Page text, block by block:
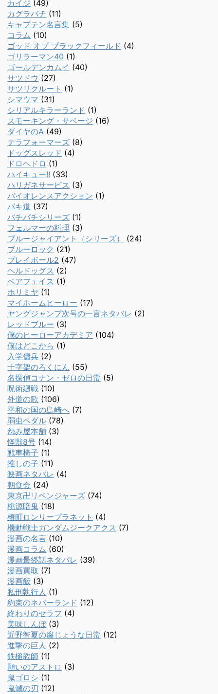
カイジ (49)
カグラバチ (11)
キャプテン名言集 (5)
コラム (10)
ゴッド オブ ブラックフィールド (4)
ゴリラーマン40 (1)
ゴールデンカムイ (40)
サツドウ (27)
サツリクルート (1)
シマウマ (31)
シリアルキラーランド (1)
スモーキング・サベージ (16)
ダイヤのA (49)
テラフォーマーズ (8)
ドッグスレッド (4)
ドロヘドロ (1)
ハイキュー!! (33)
ハリガネサービス (3)
バイオレンスアクション (1)
バキ道 (37)
バチバチシリーズ (1)
フェルマーの料理 (3)
ブルージャイアント（シリーズ）
(24)
ブルーロック (21)
プレイボール2 (47)
ヘルドッグス (2)
ベアフェイス (1)
ホリミヤ (1)
マイホームヒーロー (17)
ヤングジャンプ次号の一言ネタバレ (2)
レッドブルー (3)
僕のヒーローアカデミア (104)
僕はどこから (1)
入学傭兵 (2)
十字架のろくにん (55)
名探偵コナン・ゼロの日常 (5)
呪術廻戦 (10)
外道の歌 (106)
平和の国の島崎へ (7)
弱虫ペダル (78)
怨み屋本舗 (3)
怪獣8号 (14)
戦車椅子 (1)
推しの子 (11)
映画ネタバレ (4)
朝食会 (24)
東京卍リベンジャーズ (74)
桃源暗鬼 (18)
椿町ロンリープラネット (4)
機動戦士ガンダムジークアクス (7)
漫画の名言 (10)
漫画コラム (60)
漫画最終話ネタバレ (39)
漫画買取 (7)
漫画飯 (3)
私刑執行人 (1)
約束のネバーランド (12)
終わりのセラフ (4)
美味しんぼ(3)
近野智夏の腐じょうな日常 (12)
進撃の巨人 (2)
鉄槌教師 (1)
願いのアストロ (3)
鬼ゴロシ (1)
鬼滅の刃 (12)